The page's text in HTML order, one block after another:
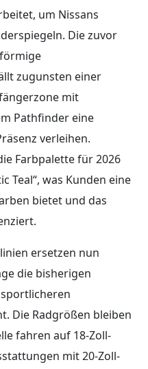
um Nissans
Die zuvor
zugunsten einer
mit
Pathfinder eine
verleihen.
Farbpalette für 2026
Teal“, was Kunden eine
bietet und das
ersetzen nun
die bisherigen
Die Radgrößen bleiben
fahren auf 18-Zoll-
mit 20-Zoll-